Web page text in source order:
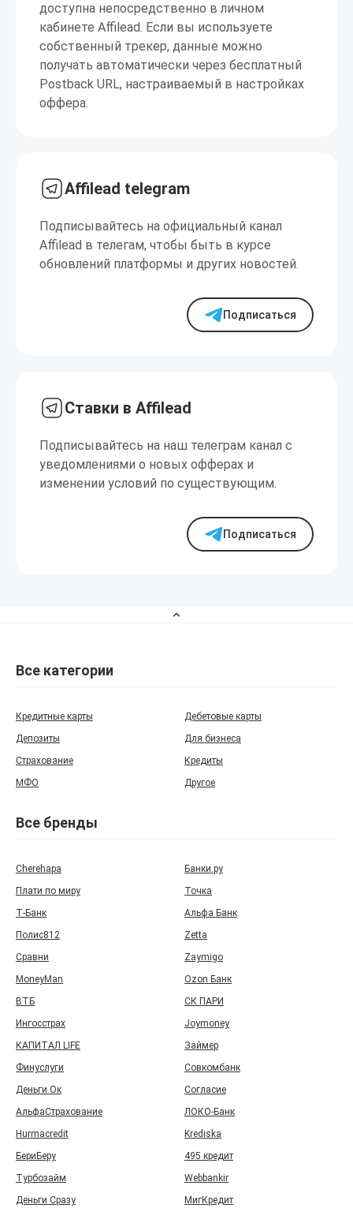
доступна непосредственно в личном
кабинете Affilead. Если вы используете
собственный трекер, данные можно
получать автоматически через бесплатный
Postback URL, настраиваемый в настройках
оффера.
Affilead telegram
Подписывайтесь на официальный канал
Affilead в телегам, чтобы быть в курсе
обновлений платформы и других новостей.
Подписаться
Ставки в Affilead
Подписывайтесь на наш телеграм канал с
уведомлениями о новых офферах и
изменении условий по существующим.
Подписаться
Все категории
Кредитные карты
Дебетовые карты
Депозиты
Для бизнеса
Страхование
Кредиты
МФО
Другое
Все бренды
Cherehapa
Банки.ру
Плати по миру
Точка
Т‑Банк
Альфа Банк
Полис812
Zetta
Сравни
Zaymigo
MoneyMan
Ozon Банк
ВТБ
СК ПАРИ
Ингосстрах
Joymoney
КАПИТАЛ LIFE
Займер
Финуслуги
Совкомбанк
Деньги Ок
Согласие
АльфаСтрахование
ЛОКО-Банк
Hurmacredit
Krediska
БериБеру
495 кредит
Турбозайм
Webbankir
Деньги Сразу
МигКредит